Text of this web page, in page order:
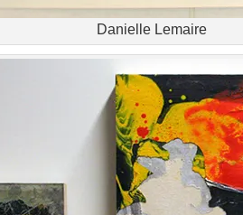
Danielle Lemaire